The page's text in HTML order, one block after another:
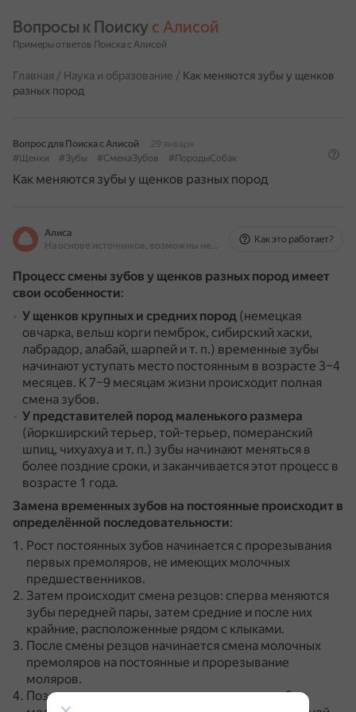
Вопросы к Поиску с Алисой
Примеры ответов Поиска с Алисой
Главная / Наука и образование / Как меняются зубы у щенков
разных пород
Вопрос для Поиска с Алисой
29 января
#Щенки
#Зубы #СменаЗубов #ПородыСобак
Как меняются зубы у щенков разных пород
Алиса
На основе источников, возможны неточности
Как это работает?
Процесс смены зубов у щенков разных пород имеет
свои особенности:
У щенков крупных и средних пород (немецкая
овчарка, вельш корги пемброк, сибирский хаски,
лабрадор, алабай, шарпей и т. п.) временные зубы
начинают уступать место постоянным в возрасте 3–4
месяцев. К 7–9 месяцам жизни происходит полная
смена зубов.
У представителей пород маленького размера
(йоркширский терьер, той-терьер, померанский
шпиц, чихуахуа и т. п.) зубы начинают меняться в
более поздние сроки, и заканчивается этот процесс в
возрасте 1 года.
Замена временных зубов на постоянные происходит в
определённой последовательности:
Рост постоянных зубов начинается с прорезывания
первых премоляров, не имеющих молочных
предшественников.
Затем происходит смена резцов: сперва меняются
зубы передней пары, затем средние и после них
крайние, расположенные рядом с клыками.
После смены резцов начинается смена молочных
премоляров на постоянные и прорезывание
моляров.
Позже всех уступают место постоянным зубам